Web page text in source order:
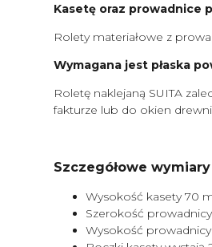
Kasetę oraz prowadnice
Rolety materiałowe z
Wymagana jest płaska
Roletę naklejaną SUITA
fakturze lub do okien
Szczegółowe wymiary
Wysokość kasety 70
Szerokość
Wysokość prowadnicy